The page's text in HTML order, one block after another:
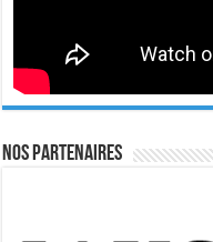
Nos Partenaires